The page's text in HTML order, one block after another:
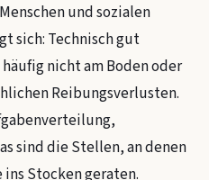
und sozialen
sich: Technisch gut
nicht am Boden oder
Reibungsverlusten.
sind die Stellen, an denen
Stocken geraten.